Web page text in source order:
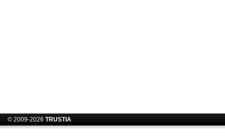
© 2009-2026 TRUSTIA